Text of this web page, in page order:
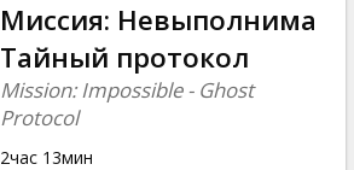
Миссия: Невыполнима
Тайный протокол
Mission: Impossible - Ghost
Protocol
2час 13мин